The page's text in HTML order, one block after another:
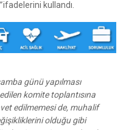
ifadelerini kullandı.
günü yapılması
komite toplantısına
edilmemesi de, muhalif
olduğu gibi